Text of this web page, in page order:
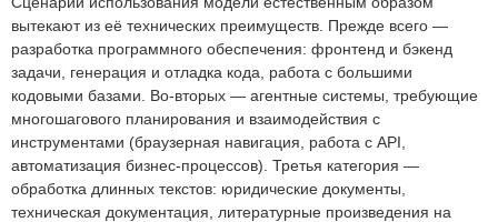
вытекают из её технических преимуществ. Прежде всего —
разработка программного обеспечения: фронтенд и бэкенд
задачи, генерация и отладка кода, работа с большими
кодовыми базами. Во-вторых — агентные системы, требующие
многошагового планирования и взаимодействия с
инструментами (браузерная навигация, работа с API,
автоматизация бизнес-процессов). Третья категория —
обработка длинных текстов: юридические документы,
техническая документация, литературные произведения на